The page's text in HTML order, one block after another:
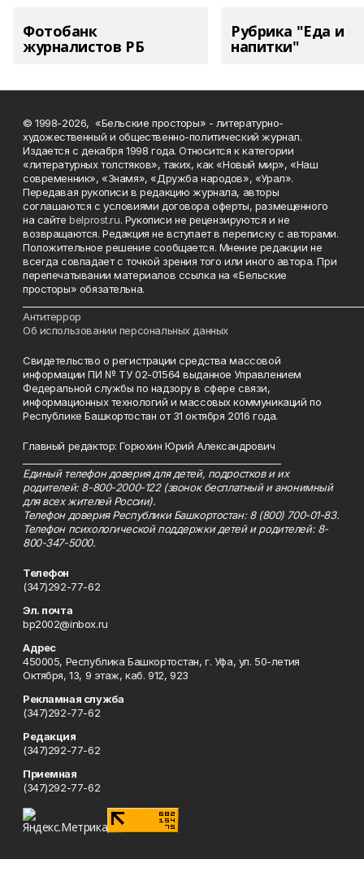
Фотобанк
журналистов РБ
Рубрика "Еда и
напитки"
© 1998-2026, «Бельские просторы» - литературно-
художественный и общественно-политический журнал.
Издается с декабря 1998 года. Относится к категории
«литературных толстяков», таких, как «Новый мир», «Наш
современник», «Знамя», «Дружба народов», «Урал».
Передавая рукописи в редакцию журнала, авторы
соглашаются с условиями договора оферты, размещенного
на сайтеbelprost.ru. Рукописи не рецензируются и не
возвращаются. Редакция не вступает в переписку с авторами.
Положительное решение сообщается. Мнение редакции не
всегда совпадает с точкой зрения того или иного автора. При
перепечатывании материалов ссылка на «Бельские
просторы» обязательна.
Антитеррор
Об использовании персональных данных
Свидетельство о регистрации средства массовой
информации ПИ № ТУ 02-01564 выданное Управлением
Федеральной службы по надзору в сфере связи,
информационных технологий и массовых коммуникаций по
Республике Башкортостан от 31 октября 2016 года.
Главный редактор: Горюхин Юрий Александрович
Единый телефон доверия для детей, подростков и их
родителей: 8-800-2000-122 (звонок бесплатный и анонимный
для всех жителей России).
Телефон доверия Республики Башкортостан: 8 (800) 700-01-83.
Телефон психологической поддержки детей и родителей: 8-
800-347-5000.
Телефон
(347)292-77-62
Эл. почта
bp2002@inbox.ru
Адрес
450005, Республика Башкортостан, г. Уфа, ул. 50-летия
Октября, 13, 9 этаж, каб. 912, 923
Рекламная служба
(347)292-77-62
Редакция
(347)292-77-62
Приемная
(347)292-77-62